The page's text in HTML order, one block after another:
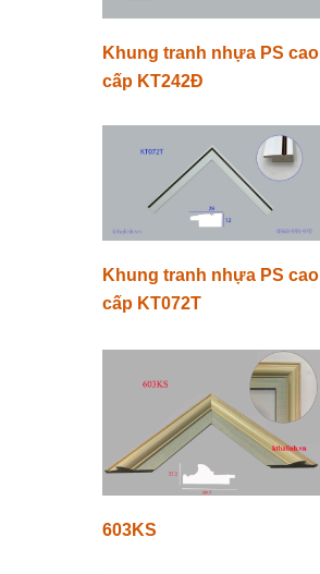
Khung tranh nhựa PS cao
cấp KT242Đ
Khung tranh nhựa PS cao
cấp KT072T
603KS